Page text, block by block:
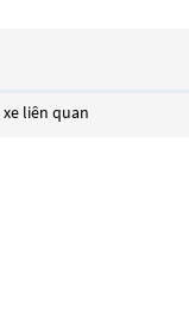
liên quan